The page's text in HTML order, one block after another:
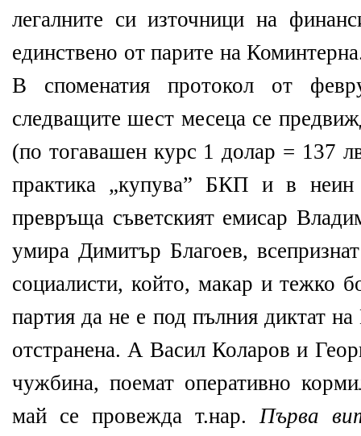
легалните си източници на
единствено от парите на
В споменатия протокол от
следващите шест месеца се
(по тогавашен курс 1 долар = 137
практика „купува” БКП и в неин
превръща съветският емисар
умира Димитър Благоев,
социалисти, който, макар и тежко
партия да не е под пълния диктат
отстранена. А Васил Коларов и
чужбина, поемат оперативно
май се провежда т.нар.Първа